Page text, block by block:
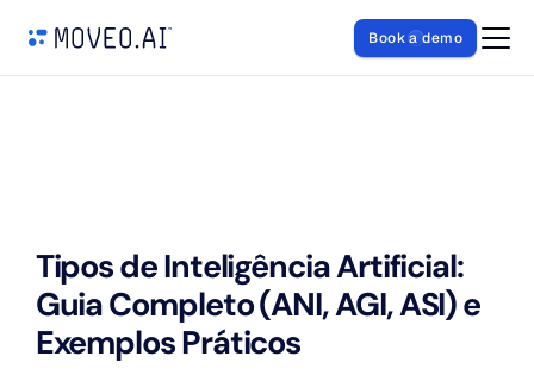
Book a demo
Tipos de Inteligência Artificial:
Guia Completo (ANI, AGI, ASI) e
Exemplos Práticos